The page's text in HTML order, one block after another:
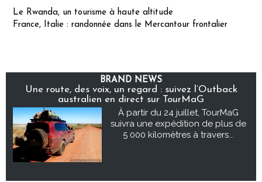
Le Rwanda, un tourisme à haute altitude
France, Italie : randonnée dans le Mercantour frontalier
BRAND NEWS
Une route, des voix, un regard : suivez l’Outback
australien en direct sur TourMaG
À partir du 24 juillet, TourMaG
suivra une expédition de plus de
5 000 kilomètres à travers...